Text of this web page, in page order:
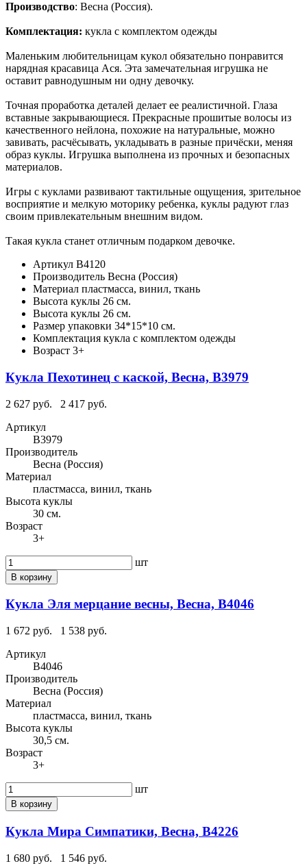
Производство: Весна (Россия).
Комплектация: кукла с комплектом одежды
Маленьким любительницам кукол обязательно понравится
нарядная красавица Ася. Эта замечательная игрушка не
оставит равнодушным ни одну девочку.
Точная проработка деталей делает ее реалистичной. Глаза
вставные закрывающиеся. Прекрасные прошитые волосы из
качественного нейлона, похожие на натуральные, можно
завивать, расчёсывать, укладывать в разные причёски, меняя
образ куклы. Игрушка выполнена из прочных и безопасных
материалов.
Игры с куклами развивают тактильные ощущения, зрительное
восприятие и мелкую моторику ребенка, куклы радуют глаз
своим привлекательным внешним видом.
Такая кукла станет отличным подарком девочке.
Артикул В4120
Производитель Весна (Россия)
Материал пластмасса, винил, ткань
Высота куклы 26 см.
Высота куклы 26 см.
Размер упаковки 34*15*10 см.
Комплектация кукла с комплектом одежды
Возраст 3+
Кукла Пехотинец с каской, Весна, В3979
2 627 руб.
2 417 руб.
Артикул
В3979
Производитель
Весна (Россия)
Материал
пластмасса, винил, ткань
Высота куклы
30 см.
Возраст
3+
шт
В корзину
Кукла Эля мерцание весны, Весна, В4046
1 672 руб.
1 538 руб.
Артикул
В4046
Производитель
Весна (Россия)
Материал
пластмасса, винил, ткань
Высота куклы
30,5 см.
Возраст
3+
шт
В корзину
Кукла Мира Симпатики, Весна, В4226
1 680 руб.
1 546 руб.